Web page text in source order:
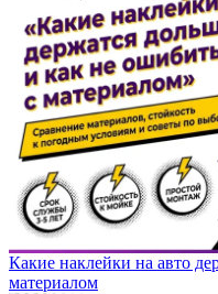
Какие наклейки на авто
материалом